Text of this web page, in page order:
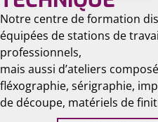
Notre centre de formation
équipées de stations de
professionnels,
mais aussi d’ateliers
fléxographie, sérigraphie,
de découpe, matériels de